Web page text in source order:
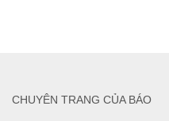
CHUYÊN TRANG CỦA BÁO